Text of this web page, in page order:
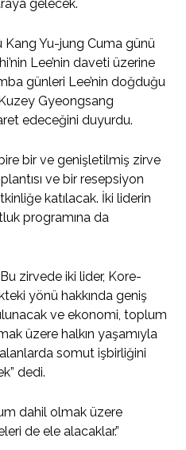
gelecek.
Kang Yu-jung Cuma günü
Lee’nin daveti üzerine
günleri Lee’nin doğduğu
Gyeongsang
edeceğini duyurdu.
bir ve genişletilmiş zirve
ve bir resepsiyon
katılacak. İki liderin
programına da
zirvede iki lider, Kore-
yönü hakkında geniş
ve ekonomi, toplum
üzere halkın yaşamıyla
somut işbirliğini
dedi.
dahil olmak üzere
de ele alacaklar.”